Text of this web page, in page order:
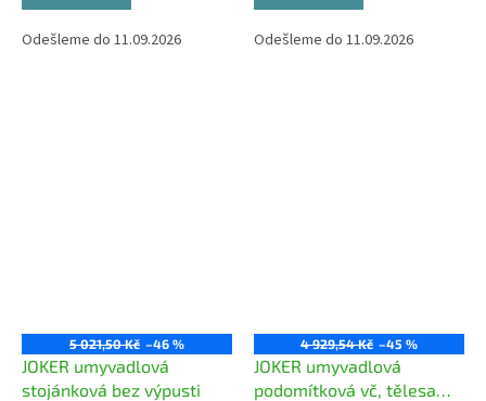
Odešleme do 11.09.2026 Odešleme do 11.09.2026
5 021,50 Kč –46 %
JOKER umyvadlová
stojánková bez výpusti
4 929,54 Kč –45 %
JOKER umyvadlová
podomítková vč, tělesa